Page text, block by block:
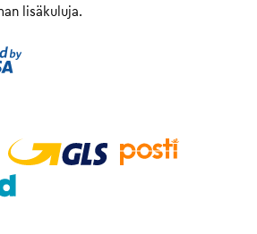
lisäkuluja.